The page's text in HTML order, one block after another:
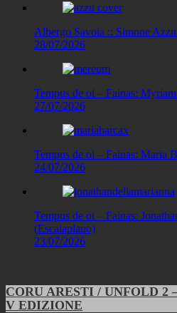
Albergo Savoia :: Simone
28/07/2026
Tempus de oi – Fainas:
27/07/2026
Tempus de oi – Fainas: Maria
24/07/2026
Tempus de oi – Fainas:
(Escalaplano)
23/07/2026
CORU ARESTI / UNFOLD 2
V EDIZIONE